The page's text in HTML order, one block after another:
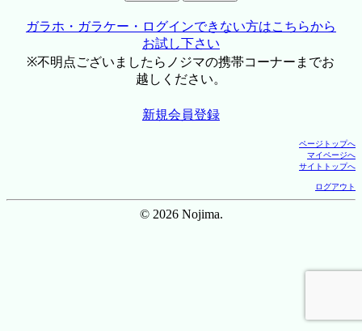
ガラホ・ガラケー・ログインできない方はこちらから
お試し下さい
※不明点ございましたらノジマの携帯コーナーまでお
越しください。
新規会員登録
ページトップへ
マイページへ
サイトトップへ
ログアウト
© 2026 Nojima.